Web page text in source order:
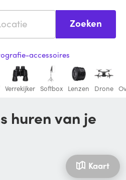
Zoeken
accessoires
Verrekijker Softbox Lenzen Drone
Kaart